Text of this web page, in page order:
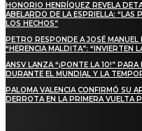
HONORIO HENRÍQUEZ REVELA
ABELARDO DE LA ESPRIELLA: “LAS
LOS HECHOS”
PETRO RESPONDE A JOSÉ
“HERENCIA MALDITA”: “INVIERTEN
ANSV LANZA “¡PONTE LA 10!”
DURANTE EL MUNDIAL Y LA
PALOMA VALENCIA CONFIRMÓ SU
DERROTA EN LA PRIMERA VUELTA